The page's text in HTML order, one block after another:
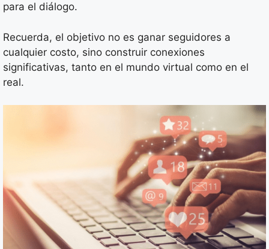
para el diálogo.
Recuerda, el objetivo no es ganar seguidores a
cualquier costo, sino construir conexiones
significativas, tanto en el mundo virtual como en el
real.